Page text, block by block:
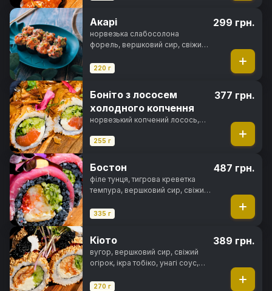
Акарі
норвезька слабосолона
форель, вершковий сир, свіжий
цибуля, ікра тобіко, спайсі соус,
220 г
299 грн.
Боніто з лососем
холодного копчення
норвезький копчений лосось,
зелена цибуля, спайсі соус,
255 г
377 грн.
Бостон
філе тунця, тигрова креветка
темпура, вершковий сир, свіжий
фірмовий соус, спайсі соус,
335 г
487 грн.
Кіото
вугор, вершковий сир, свіжий
огірок, ікра тобіко, унагі соус,
270 г
389 грн.